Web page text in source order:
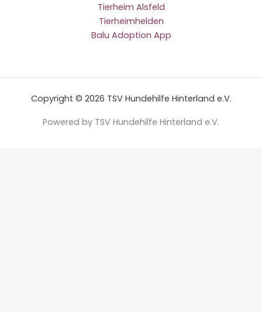
Tierheim Alsfeld
Tierheimhelden
Balu Adoption App
Copyright © 2026 TSV Hundehilfe Hinterland e.V.
Powered by TSV Hundehilfe Hinterland e.V.